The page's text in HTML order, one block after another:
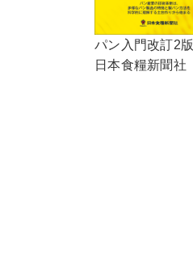
パン入門改訂2版
日本食糧新聞社